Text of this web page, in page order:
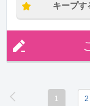
キープす
1 2